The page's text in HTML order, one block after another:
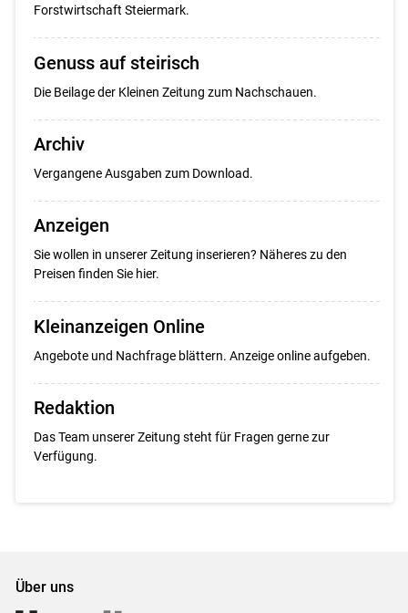
Forstwirtschaft Steiermark.
Genuss auf steirisch
Die Beilage der Kleinen Zeitung zum Nachschauen.
Archiv
Vergangene Ausgaben zum Download.
Anzeigen
Sie wollen in unserer Zeitung inserieren? Näheres zu den
Preisen finden Sie hier.
Kleinanzeigen Online
Angebote und Nachfrage blättern. Anzeige online aufgeben.
Redaktion
Das Team unserer Zeitung steht für Fragen gerne zur
Verfügung.
Über uns